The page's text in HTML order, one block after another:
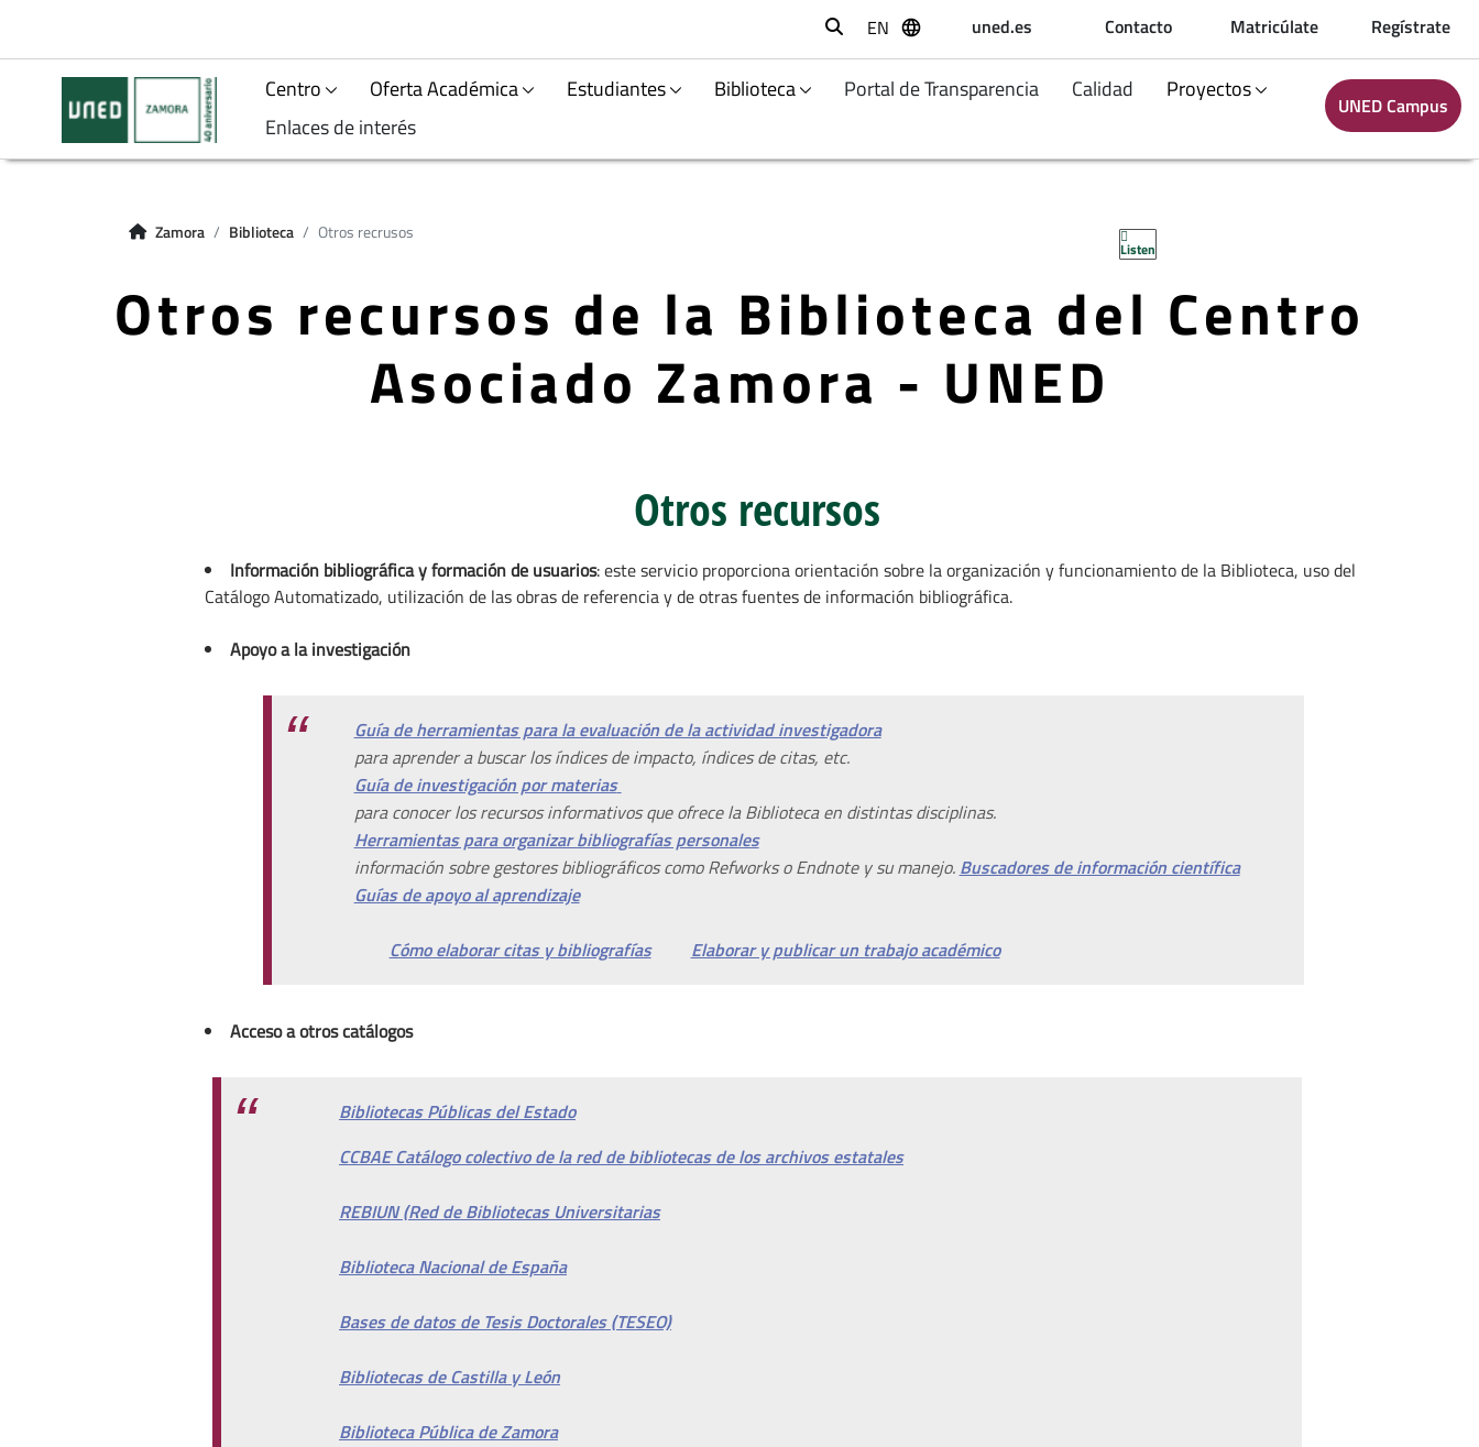
Buscar
EN uned.es Contacto Matricúlate Regístrate
Centro Oferta Académica Estudiantes Biblioteca Portal de Transparencia Calidad
Proyectos
Enlaces de interés
UNED Campus
Zamora Biblioteca Otros recrusos
Listen
Otros recursos de la Biblioteca del Centro
Asociado Zamora - UNED
Otros recursos
Información bibliográfica y formación de usuarios: este servicio proporciona orientación sobre la organización y funcionamiento de la Biblioteca, uso del
Catálogo Automatizado, utilización de las obras de referencia y de otras fuentes de información bibliográfica.
Apoyo a la investigación
Guía de herramientas para la evaluación de la actividad investigadora
para aprender a buscar los índices de impacto, índices de citas, etc.
Guía de investigación por materias
para conocer los recursos informativos que ofrece la Biblioteca en distintas disciplinas.
Herramientas para organizar bibliografías personales
información sobre gestores bibliográficos como Refworks o Endnote y su manejo. Buscadores de información científica
Guías de apoyo al aprendizaje
Cómo elaborar citas y bibliografías Elaborar y publicar un trabajo académico
Acceso a otros catálogos
Bibliotecas Públicas del Estado
CCBAE Catálogo colectivo de la red de bibliotecas de los archivos estatales
REBIUN (Red de Bibliotecas Universitarias
Biblioteca Nacional de España
Bases de datos de Tesis Doctorales (TESEO)
Bibliotecas de Castilla y León
Biblioteca Pública de Zamora